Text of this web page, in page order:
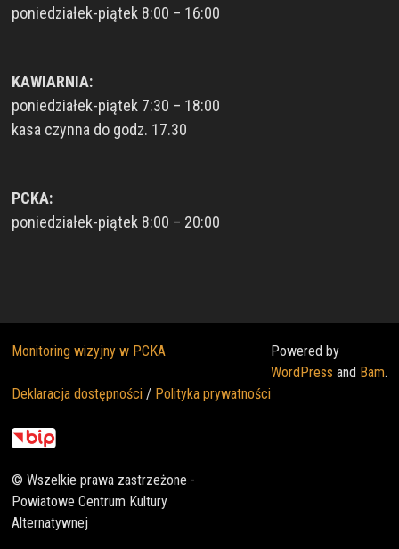
poniedziałek-piątek 8:00 – 16:00
KAWIARNIA:
poniedziałek-piątek 7:30 – 18:00
kasa czynna do godz. 17.30
PCKA:
poniedziałek-piątek 8:00 – 20:00
Monitoring wizyjny w PCKA
Deklaracja dostępności/ Polityka prywatności
© Wszelkie prawa zastrzeżone -
Powiatowe Centrum Kultury
Alternatywnej
Powered by
WordPress and Bam.